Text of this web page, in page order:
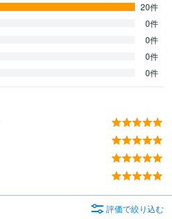
20件
0件
0件
0件
0件
評価で絞り込む